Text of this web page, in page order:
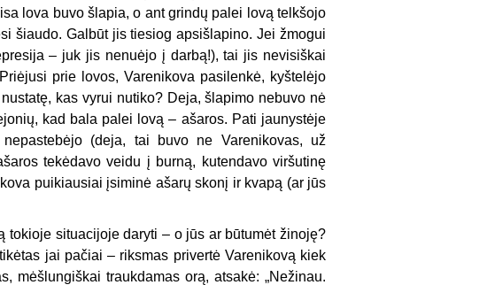
lova buvo šlapia, o ant grindų palei lovą telkšojo
šiaudo. Galbūt jis tiesiog apsišlapino. Jei žmogui
– juk jis nenuėjo į darbą!), tai jis nevisiškai
prie lovos, Varenikova pasilenkė, kyštelėjo
kas vyrui nutiko? Deja, šlapimo nebuvo nė
kad bala palei lovą – ašaros. Pati jaunystėje
(deja, tai buvo ne Varenikovas, už
tekėdavo veidu į burną, kutendavo viršutinę
puikiausiai įsiminė ašarų skonį ir kvapą (ar jūs
tokioje situacijoje daryti – o jūs ar būtumėt žinoję?
jai pačiai – riksmas privertė Varenikovą kiek
mėšlungiškai traukdamas orą, atsakė: „Nežinau.